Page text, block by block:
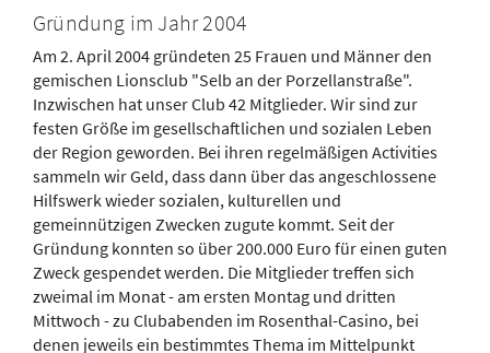
Gründung im Jahr 2004
Am 2. April 2004 gründeten 25 Frauen und Männer den
gemischen Lionsclub "Selb an der Porzellanstraße".
Inzwischen hat unser Club 42 Mitglieder. Wir sind zur
festen Größe im gesellschaftlichen und sozialen Leben
der Region geworden. Bei ihren regelmäßigen Activities
sammeln wir Geld, dass dann über das angeschlossene
Hilfswerk wieder sozialen, kulturellen und
gemeinnützigen Zwecken zugute kommt. Seit der
Gründung konnten so über 200.000 Euro für einen guten
Zweck gespendet werden. Die Mitglieder treffen sich
zweimal im Monat - am ersten Montag und dritten
Mittwoch - zu Clubabenden im Rosenthal-Casino, bei
denen jeweils ein bestimmtes Thema im Mittelpunkt